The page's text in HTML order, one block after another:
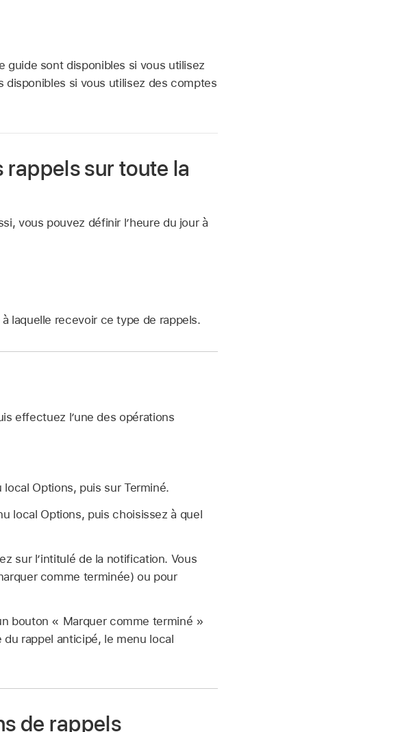
guide sont disponibles si vous utilisez
si vous utilisez des comptes
rappels sur toute la
vous pouvez définir l’heure du jour à
laquelle recevoir ce type de rappels.
effectuez l’une des opérations
Options, puis sur Terminé.
local Options, puis choisissez à quel
sur l’intitulé de la notification. Vous
comme terminée) ou pour
bouton « Marquer comme terminé »
du rappel anticipé, le menu local
de rappels